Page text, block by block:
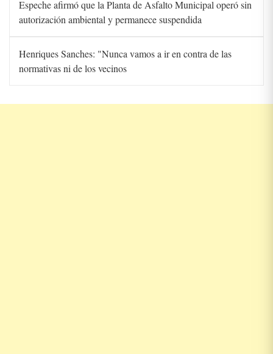
Espeche afirmó que la Planta de Asfalto Municipal operó sin
autorización ambiental y permanece suspendida
Henriques Sanches: "Nunca vamos a ir en contra de las
normativas ni de los vecinos